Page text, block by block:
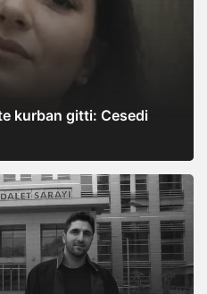
kurban gitti: Cesedi